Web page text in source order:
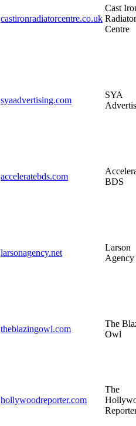
castironradiatorcentre.co.uk
Cast
Radiator
Centre
syaadvertising.com
SYA
acceleratebds.com
BDS
larsonagency.net
Larson
Agency
theblazingowl.com
The
Owl
hollywoodreporter.com
The